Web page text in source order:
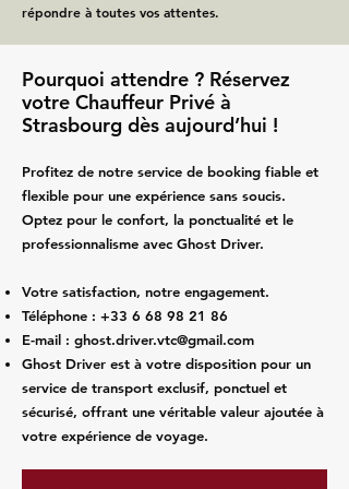
répondre à toutes vos attentes.
Pourquoi attendre ? Réservez
votre Chauffeur Privé à
Strasbourg dès aujourd’hui !
Profitez de notre service de booking fiable et
flexible pour une expérience sans soucis.
Optez pour le confort, la ponctualité et le
professionnalisme avec Ghost Driver.
Votre satisfaction, notre engagement.
Téléphone : +33 6 68 98 21 86
E-mail : ghost.driver.vtc@gmail.com
Ghost Driver est à votre disposition pour un
service de transport exclusif, ponctuel et
sécurisé, offrant une véritable valeur ajoutée à
votre expérience de voyage.